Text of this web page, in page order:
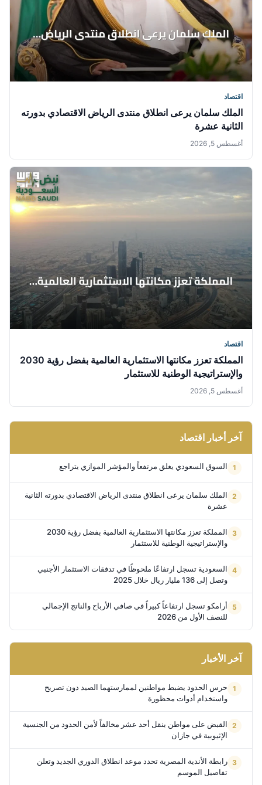
اقتصاد
الملك سلمان يرعى انطلاق منتدى الرياض الاقتصادي بدورته
الثانية عشرة
أغسطس 5, 2026
اقتصاد
المملكة تعزز مكانتها الاستثمارية العالمية بفضل رؤية 2030
والإستراتيجية الوطنية للاستثمار
أغسطس 5, 2026
آخر أخبار اقتصاد
السوق السعودي يغلق مرتفعاً والمؤشر الموازي يتراجع
الملك سلمان يرعى انطلاق منتدى الرياض الاقتصادي بدورته الثانية
عشرة
المملكة تعزز مكانتها الاستثمارية العالمية بفضل رؤية 2030
والإستراتيجية الوطنية للاستثمار
السعودية تسجل ارتفاعًا ملحوظًا في تدفقات الاستثمار الأجنبي
وتصل إلى 136 مليار ريال خلال 2025
أرامكو تسجل ارتفاعاً كبيراً في صافي الأرباح والناتج الإجمالي
للنصف الأول من 2026
آخر الأخبار
حرس الحدود يضبط مواطنين لممارستهما الصيد دون تصريح
واستخدام أدوات محظورة
القبض على مواطن بنقل أحد عشر مخالفاً لأمن الحدود من الجنسية
الإثيوبية في جازان
رابطة الأندية المصرية تحدد موعد انطلاق الدوري الجديد وتعلن
تفاصيل الموسم